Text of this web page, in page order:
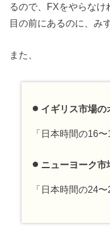
るので、FXをやらな
目の前にあるのに、み
また、
イギリス市場の
「日本時間の16
ニューヨーク市
「日本時間の24